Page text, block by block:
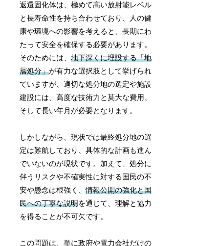
返還固化体は、極めて高い放射能レベル
と長寿命性を持ち合わせており、人の健
康や環境への影響を考えると、長期にわ
たって安全を確保する必要があります。
そのためには、地下深くに埋設する「地
層処分」が有力な選択肢として挙げられ
ていますが、適切な処分地の選定や施設
建設には、高度な技術力と莫大な費用、
そして長い年月が必要となります。
しかしながら、現状では最終処分地の選
定は難航しており、具体的な計画も進ん
でいないのが現状です。加えて、処分に
伴うリスクや不確実性に対する国民の不
安や懸念は根強く、情報公開の強化と国
民への丁寧な説明を通じて、理解と協力
を得ることが不可欠です。
この問題は、単に政府や電力会社だけの